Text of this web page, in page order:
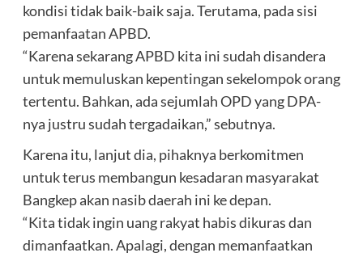
kondisi tidak baik-baik saja. Terutama, pada sisi
pemanfaatan APBD.
“Karena sekarang APBD kita ini sudah disandera
untuk memuluskan kepentingan sekelompok orang
tertentu. Bahkan, ada sejumlah OPD yang DPA-
nya justru sudah tergadaikan,” sebutnya.
Karena itu, lanjut dia, pihaknya berkomitmen
untuk terus membangun kesadaran masyarakat
Bangkep akan nasib daerah ini ke depan.
“Kita tidak ingin uang rakyat habis dikuras dan
dimanfaatkan. Apalagi, dengan memanfaatkan